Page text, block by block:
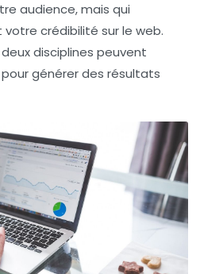
audience, mais qui
crédibilité sur le web.
disciplines peuvent
générer des résultats